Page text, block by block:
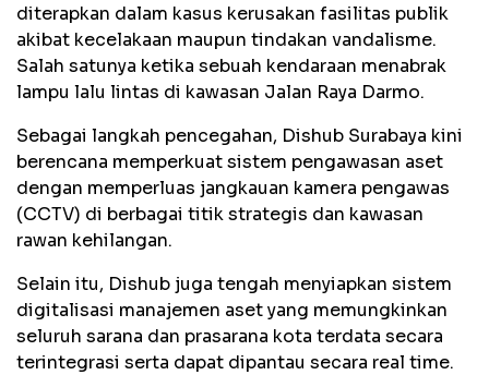
diterapkan dalam kasus kerusakan fasilitas publik
akibat kecelakaan maupun tindakan vandalisme.
Salah satunya ketika sebuah kendaraan menabrak
lampu lalu lintas di kawasan Jalan Raya Darmo.
Sebagai langkah pencegahan, Dishub Surabaya kini
berencana memperkuat sistem pengawasan aset
dengan memperluas jangkauan kamera pengawas
(CCTV) di berbagai titik strategis dan kawasan
rawan kehilangan.
Selain itu, Dishub juga tengah menyiapkan sistem
digitalisasi manajemen aset yang memungkinkan
seluruh sarana dan prasarana kota terdata secara
terintegrasi serta dapat dipantau secara real time.